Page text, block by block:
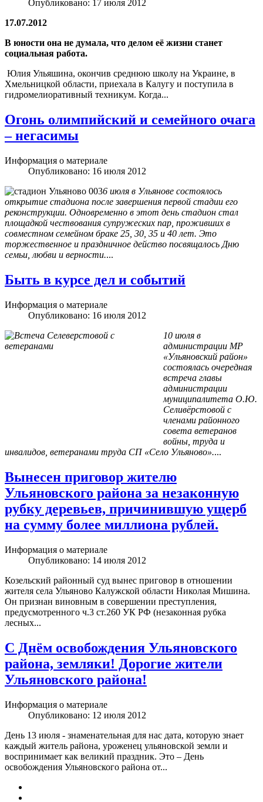
Опубликовано: 17 июля 2012
17.07.2012
В юности она не думала, что делом её жизни станет
социальная работа.
Юлия Ульяшина, окончив среднюю школу на Украине, в
Хмельницкой области, приехала в Калугу и поступила в
гидромелиоративный техникум. Когда...
Огонь олимпийский и семейного очага
– негасимы
Информация о материале
Опубликовано: 16 июля 2012
6 июля в Ульянове состоялось
открытие стадиона после завершения первой стадии его
реконструкции. Одновременно в этот день стадион стал
площадкой чествования супружеских пар, проживших в
совместном семейном браке 25, 30, 35 и 40 лет. Это
торжественное и праздничное действо посвящалось Дню
семьи, любви и верности....
Быть в курсе дел и событий
Информация о материале
Опубликовано: 16 июля 2012
10 июля в
администрации МР
«Ульяновский район»
состоялась очередная
встреча главы
администрации
муниципалитета О.Ю.
Селивёрстовой с
членами районного
совета ветеранов
войны, труда и
инвалидов, ветеранами труда СП «Село Ульяново»....
Вынесен приговор жителю
Ульяновского района за незаконную
рубку деревьев, причинившую ущерб
на сумму более миллиона рублей.
Информация о материале
Опубликовано: 14 июля 2012
Козельский районный суд вынес приговор в отношении
жителя села Ульяново Калужской области Николая Мишина.
Он признан виновным в совершении преступления,
предусмотренного ч.3 ст.260 УК РФ (незаконная рубка
лесных...
С Днём освобождения Ульяновского
района, земляки! Дорогие жители
Ульяновского района!
Информация о материале
Опубликовано: 12 июля 2012
День 13 июля - знаменательная для нас дата, которую знает
каждый житель района, уроженец ульяновской земли и
воспринимает как великий праздник. Это – День
освобождения Ульяновского района от...